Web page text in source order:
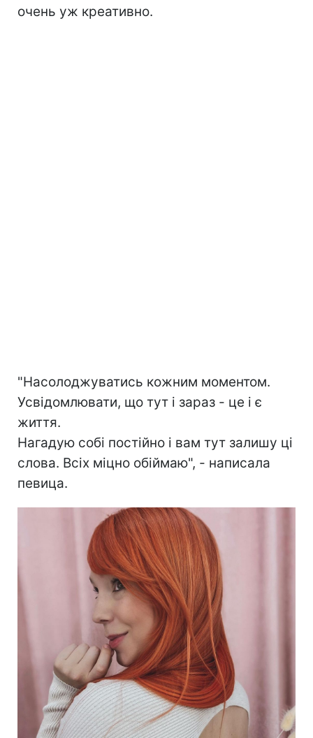
очень уж креативно.
"Насолоджуватись кожним моментом.
Усвідомлювати, що тут і зараз - це і є
життя.
Нагадую собі постійно і вам тут залишу ці
слова. Всіх міцно обіймаю", - написала
певица.